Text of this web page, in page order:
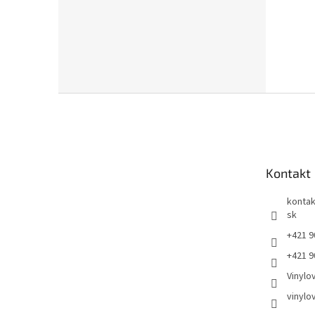
Kontakt
sk
+421
+421